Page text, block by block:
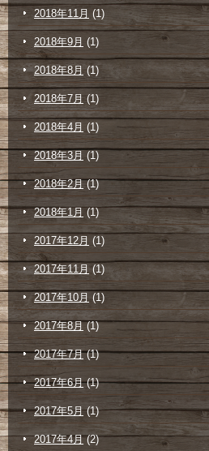
2018年11月 (1)
2018年9月 (1)
2018年8月 (1)
2018年7月 (1)
2018年4月 (1)
2018年3月 (1)
2018年2月(1)
2018年1月 (1)
2017年12月 (1)
2017年11月 (1)
2017年10月 (1)
2017年8月(1)
2017年7月(1)
2017年6月(1)
2017年5月(1)
2017年4月(2)